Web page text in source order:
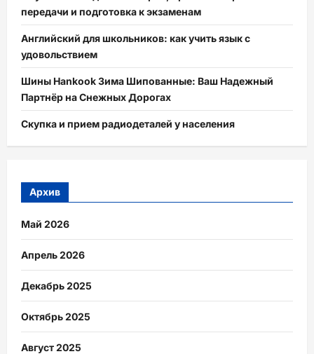
передачи и подготовка к экзаменам
Английский для школьников: как учить язык с
удовольствием
Шины Hankook Зима Шипованные: Ваш Надежный
Партнёр на Снежных Дорогах
Скупка и прием радиодеталей у населения
Архив
Май 2026
Апрель 2026
Декабрь 2025
Октябрь 2025
Август 2025